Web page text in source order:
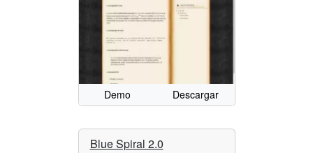
Demo Descargar
Blue Spiral 2.0